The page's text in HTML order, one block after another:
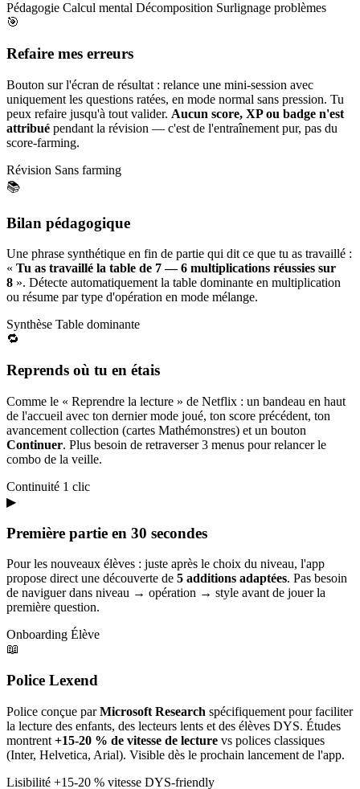
Pédagogie Calcul mental Décomposition Surlignage problèmes
🎯
Refaire mes erreurs
Bouton sur l'écran de résultat : relance une mini-session avec
uniquement les questions ratées, en mode normal sans pression. Tu
peux refaire jusqu'à tout valider. Aucun score, XP ou badge n'est
attribué pendant la révision — c'est de l'entraînement pur, pas du
score-farming.
Révision Sans farming
📚
Bilan pédagogique
Une phrase synthétique en fin de partie qui dit ce que tu as travaillé :
« Tu as travaillé la table de 7 — 6 multiplications réussies sur
8 ». Détecte automatiquement la table dominante en multiplication
ou résume par type d'opération en mode mélange.
Synthèse Table dominante
🔁
Reprends où tu en étais
Comme le « Reprendre la lecture » de Netflix : un bandeau en haut
de l'accueil avec ton dernier mode joué, ton score précédent, ton
avancement collection (cartes Mathémonstres) et un bouton
Continuer. Plus besoin de retraverser 3 menus pour relancer le
combo de la veille.
Continuité 1 clic
▶
Première partie en 30 secondes
Pour les nouveaux élèves : juste après le choix du niveau, l'app
propose direct une découverte de 5 additions adaptées. Pas besoin
de naviguer dans niveau → opération → style avant de jouer la
première question.
Onboarding Élève
📖
Police Lexend
Police conçue parMicrosoft Research spécifiquement pour faciliter
la lecture des enfants, des lecteurs lents et des élèves DYS. Études
montrent +15-20 % de vitesse de lecture vs polices classiques
(Inter, Helvetica, Arial). Visible dès le prochain lancement de l'app.
Lisibilité +15-20 % vitesse DYS-friendly